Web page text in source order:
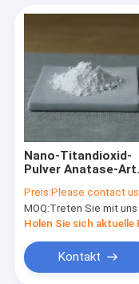
Nano-Titandioxid-
Pulver Anatase-Art
99,8%
Preis:Please contact us
MOQ:Treten Sie mit uns bitte in Verbindung
Kontakt